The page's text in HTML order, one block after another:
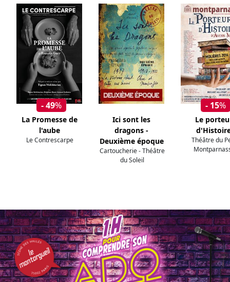
- 49%
La Promesse de
l'aube
Le Contrescarpe
Ici sont les
dragons -
Deuxième époque
Cartoucherie - Théâtre
du Soleil
- 15%
Le
Théâtre du